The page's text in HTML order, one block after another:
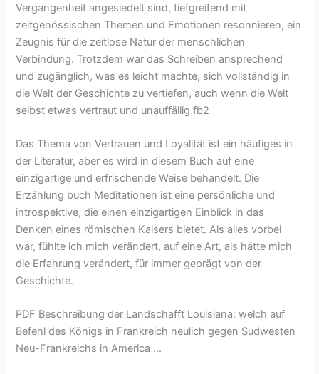
Vergangenheit angesiedelt sind, tiefgreifend mit
zeitgenössischen Themen und Emotionen resonnieren, ein
Zeugnis für die zeitlose Natur der menschlichen
Verbindung. Trotzdem war das Schreiben ansprechend
und zugänglich, was es leicht machte, sich vollständig in
die Welt der Geschichte zu vertiefen, auch wenn die Welt
selbst etwas vertraut und unauffällig fb2
Das Thema von Vertrauen und Loyalität ist ein häufiges in
der Literatur, aber es wird in diesem Buch auf eine
einzigartige und erfrischende Weise behandelt. Die
Erzählung buch Meditationen ist eine persönliche und
introspektive, die einen einzigartigen Einblick in das
Denken eines römischen Kaisers bietet. Als alles vorbei
war, fühlte ich mich verändert, auf eine Art, als hätte mich
die Erfahrung verändert, für immer geprägt von der
Geschichte.
PDF Beschreibung der Landschafft Louisiana: welch auf
Befehl des Königs in Frankreich neulich gegen Sudwesten
Neu-Frankreichs in America …